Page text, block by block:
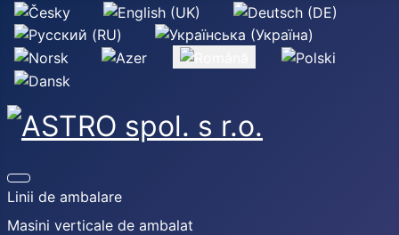
Selectați limba dvs
Linii de ambalare
Masini verticale de ambalat